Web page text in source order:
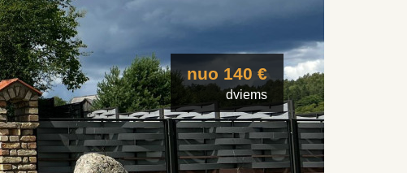
nuo 140 €
dviems